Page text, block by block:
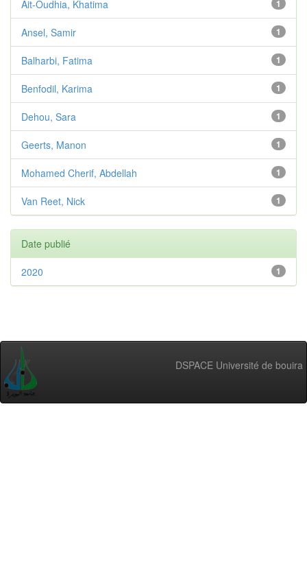
1
Ait-Oudhia, Khatima
1
Ansel, Samir
1
Balharbi, Fatima
1
Benfodil, Karima
1
Dehou, Sara
1
Geerts, Manon
1
Mohamed Cherif, Abdellah
1
Van Reet, Nick
Date publié
1
2020
DSPACE Université de bouira